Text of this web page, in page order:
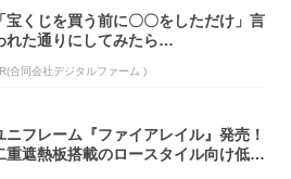
「宝くじを買う前に〇〇をしただけ」言
れた通りにしてみたら…
合同会社デジタルファーム )
ニフレーム『ファイアレイル』発売！
重遮熱板搭載のロースタイル向け低型